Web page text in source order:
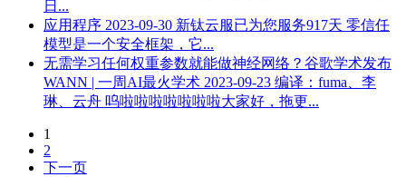
日...
应用程序 2023-09-30 新钛云服已为您服务917天 零信任
模型是一个安全框架，它...
无需学习任何权重参数就能做神经网络？谷歌学术发布
WANN | 一周AI最火学术 2023-09-23 编译：fuma、李
琳、云舟 呜啦啦啦啦啦啦啦大家好，拖更...
1
2
下一页